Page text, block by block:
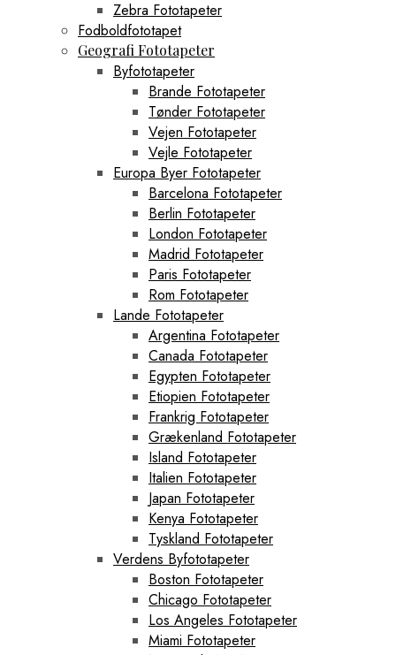
Zebra Fototapeter
Fodboldfototapet
Geografi Fototapeter
Byfototapeter
Brande Fototapeter
Tønder Fototapeter
Vejen Fototapeter
Vejle Fototapeter
Europa Byer Fototapeter
Barcelona Fototapeter
Berlin Fototapeter
London Fototapeter
Madrid Fototapeter
Paris Fototapeter
Rom Fototapeter
Lande Fototapeter
Argentina Fototapeter
Canada Fototapeter
Egypten Fototapeter
Etiopien Fototapeter
Frankrig Fototapeter
Grækenland Fototapeter
Island Fototapeter
Italien Fototapeter
Japan Fototapeter
Kenya Fototapeter
Tyskland Fototapeter
Verdens Byfototapeter
Boston Fototapeter
Chicago Fototapeter
Los Angeles Fototapeter
Miami Fototapeter